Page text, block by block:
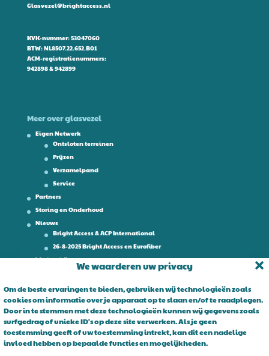
We waarderen uw privacy
Om de beste ervaringen te bieden, gebruiken wij technologieën zoals
cookies om informatie over je apparaat op te slaan en/of te raadplegen.
Door in te stemmen met deze technologieën kunnen wij gegevens zoals
surfgedrag of unieke ID's op deze site verwerken. Als je geen
toestemming geeft of uw toestemming intrekt, kan dit een nadelige
invloed hebben op bepaalde functies en mogelijkheden.
Glasvezel@brightaccess.nl
KVK-nummer: 53047060
BTW: NL8507.22.652.B01
ACM-registratienummers:
942898 & 942899
Meer over glasvezel
Eigen Netwerk
Ontsloten terreinen
Prijzen
Verzamelpand
Service
Partners
Storing en Onderhoud
Nieuws
Bright Access & ACP International
26-8-2025 Bright Access en Eurofiber
Werken bij
Over Bright Access
Glasvezel voor ondernemers. Al 15 jaar is Bright Access dé glasvezel
leverancier voor ondernemend Nederland. Bright Access maakt
glasvezel voor iedereen toegankelijk. De vraag is niet of u overstapt